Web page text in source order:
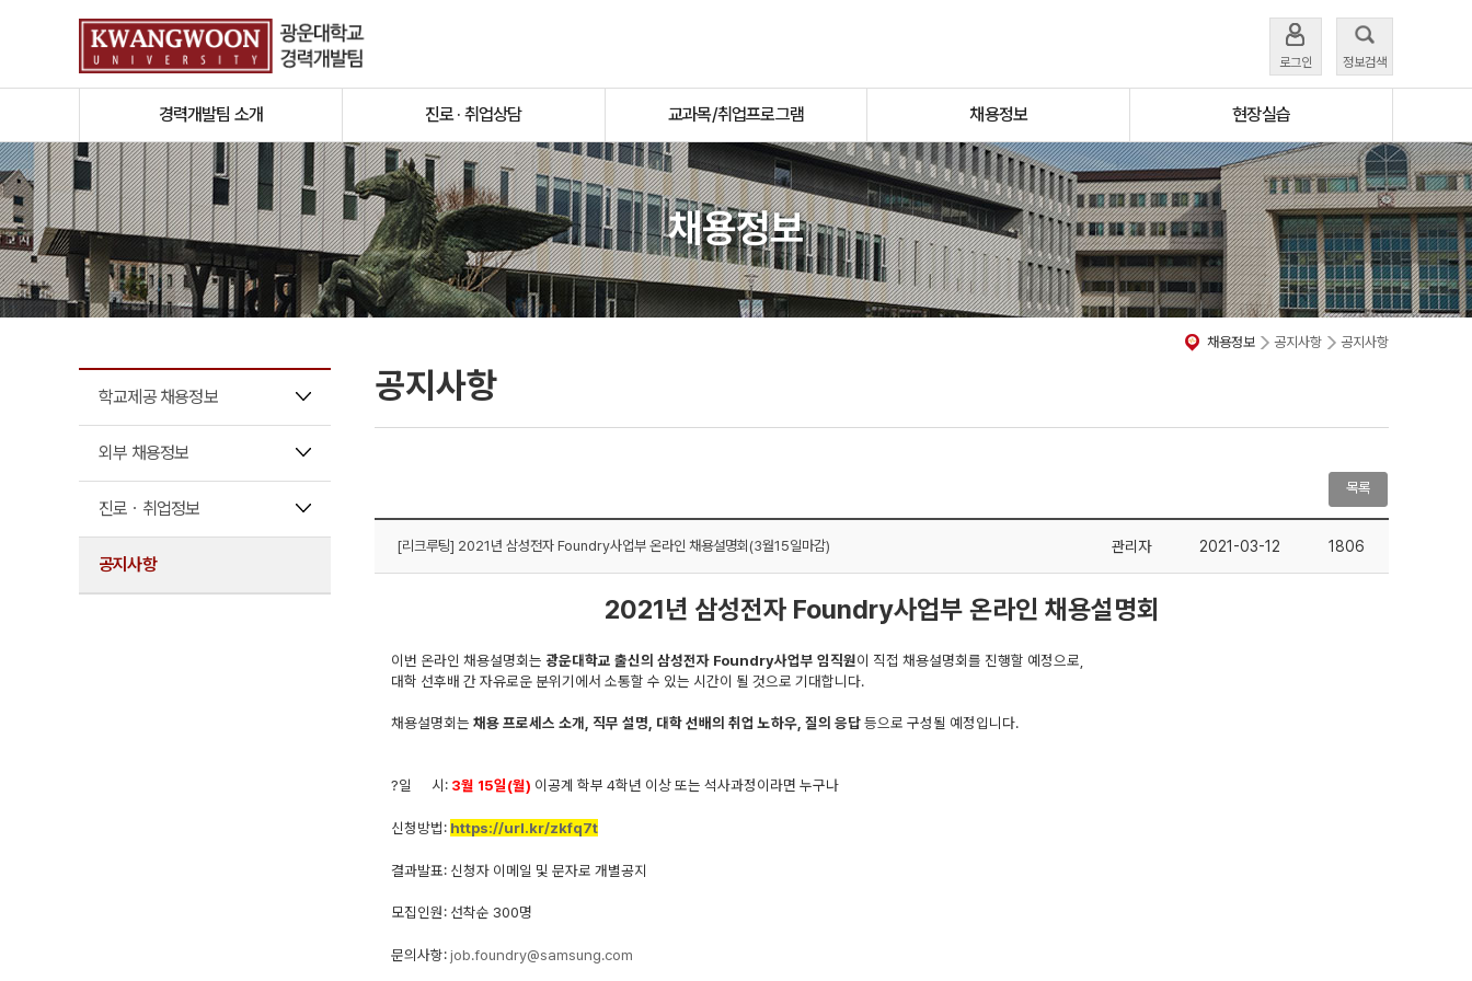
로그인 정보검색
경력개발팀 소개 진로 · 취업상담 교과목/취업프로그램 채용정보 현장실습
채용정보
학교제공 채용정보
외부 채용정보
진로ㆍ취업정보
공지사항
채용정보 공지사항 공지사항
공지사항
목록
[리크루팅] 2021년 삼성전자 Foundry사업부 온라인 채용설명회(3월15일마감) 관리자 2021-03-12 1806
2021년 삼성전자 Foundry사업부 온라인 채용설명회
이번 온라인 채용설명회는 광운대학교 출신의 삼성전자 Foundry사업부 임직원이 직접 채용설명회를 진행할 예정으로,
대학 선후배 간 자유로운 분위기에서 소통할 수 있는 시간이 될 것으로 기대합니다.
채용설명회는 채용 프로세스 소개, 직무 설명, 대학 선배의 취업 노하우, 질의 응답등으로 구성될 예정입니다.
?일 시: 3월 15일(월) 이공계 학부 4학년 이상 또는 석사과정이라면 누구나
신청방법: https://url.kr/zkfq7t
결과발표: 신청자 이메일 및 문자로 개별공지
모집인원: 선착순 300명
문의사항:job.foundry@samsung.com